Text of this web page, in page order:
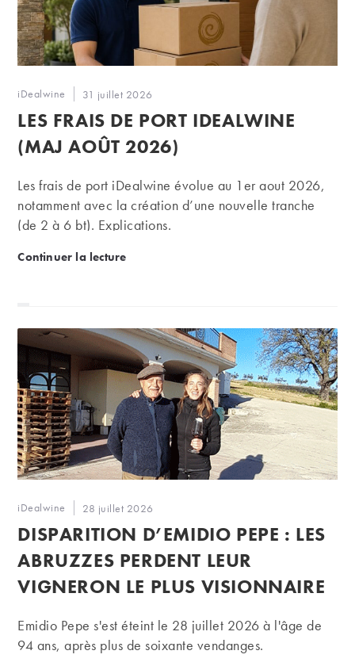
Auteur/autrice
la
publication :
iDealwine
Publication
publiée :
31 juillet 2026
LES FRAIS DE PORT IDEALWINE
(MAJ AOÛT 2026)
Les frais de port iDealwine évolue au 1er aout 2026,
notamment avec la création d’une nouvelle tranche
(de 2 à 6 bt). Explications.
Continuer la lectureLes frais de port iDealwine (maj août 2026)
Auteur/autrice
la
publication :
iDealwine
Publication
publiée :
28 juillet 2026
DISPARITION D’EMIDIO PEPE : LES
ABRUZZES PERDENT LEUR
VIGNERON LE PLUS VISIONNAIRE
Emidio Pepe s'est éteint le 28 juillet 2026 à l'âge de
94 ans, après plus de soixante vendanges.